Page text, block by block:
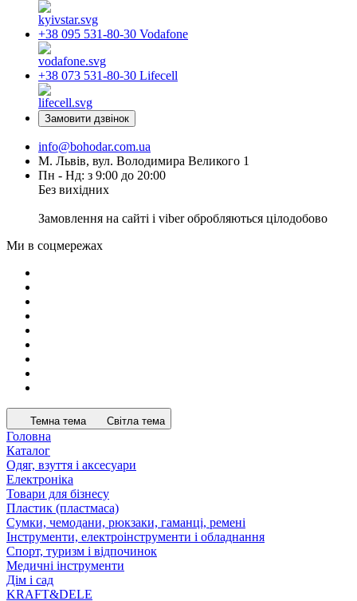
+38 095 531-80-30 Vodafone
+38 073 531-80-30 Lifecell
Замовити дзвінок
info@bohodar.com.ua
М. Львів, вул. Володимира Великого 1
Пн - Нд: з 9:00 до 20:00
Без вихідних
Замовлення на сайті і viber обробляються цілодобово
Ми в соцмережах
Темна тема Світла тема
Головна
Каталог
Одяг, взуття і аксесуари
Електроніка
Товари для бізнесу
Пластик (пластмаса)
Сумки, чемодани, рюкзаки, гаманці, ремені
Інструменти, електроінструменти і обладнання
Спорт, туризм і відпочинок
Медичні інструменти
Дім і сад
KRAFT&DELE